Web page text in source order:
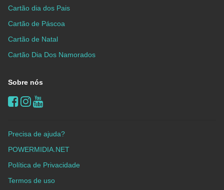
Cartão dia dos Pais
Cartão de Páscoa
Cartão de Natal
Cartão Dia Dos Namorados
Sobre nós
Precisa de ajuda?
POWERMIDIA.NET
Política de Privacidade
Termos de uso